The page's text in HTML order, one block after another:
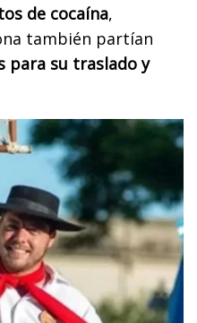
de cocaína,
también partían
para su traslado y